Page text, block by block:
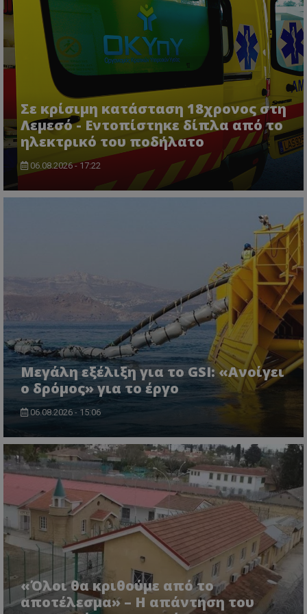
Σε κρίσιμη κατάσταση 18χρονος στη
Λεμεσό - Εντοπίστηκε δίπλα από το
ηλεκτρικό του ποδήλατο
06.08.2026 - 17:22
Μεγάλη εξέλιξη για το GSI: «Ανοίγει
ο δρόμος» για το έργο
06.08.2026 - 15:06
«Όλοι θα κριθούμε από το
αποτέλεσμα» – Η απάντηση του
.lifenewscy.tothemaonline.com
ASP.NET_SessionId
Microsoft Corporation
VISITOR_PRIVACY_METADATA
YouTube
.youtube.com